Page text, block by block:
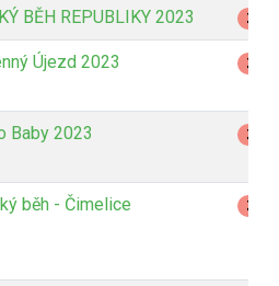
BĚH REPUBLIKY 2023 Z
Újezd 2023 Z
Baby 2023 Z
běh - Čimelice Z